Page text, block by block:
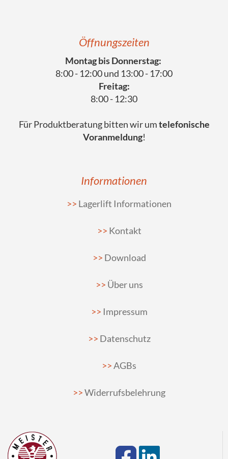
Öffnungszeiten
Montag bis Donnerstag:
8:00 - 12:00 und 13:00 - 17:00
Freitag:
8:00 - 12:30
Für Produktberatung bitten wir umtelefonische
Voranmeldung!
Informationen
Lagerlift Informationen
Kontakt
Download
Über uns
Impressum
Datenschutz
AGBs
Widerrufsbelehrung